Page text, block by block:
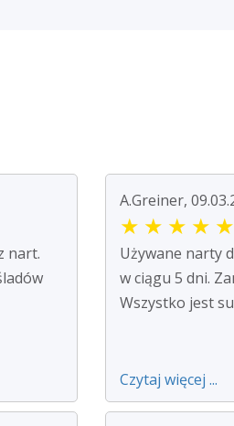
nart.
A.Greiner,
★ ★ ★ ★ ★
Używane narty
w ciągu 5 dni.
Wszystko jest
Czytaj więcej ...